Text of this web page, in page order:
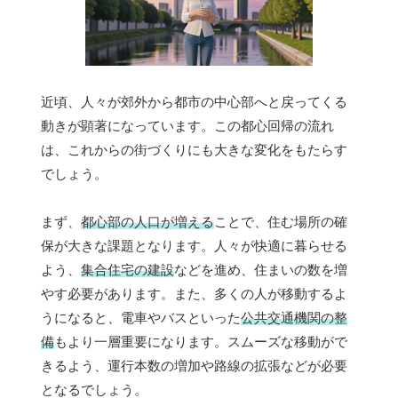
近頃、人々が郊外から都市の中心部へと戻ってくる
動きが顕著になっています。この都心回帰の流れ
は、これからの街づくりにも大きな変化をもたらす
でしょう。
まず、 都心部の人口が増えることで、住む場所の確
保が大きな課題となります。人々が快適に暮らせる
よう、 集合住宅の建設などを進め、住まいの数を増
やす必要があります。また、多くの人が移動するよ
うになると、電車やバスといった公共交通機関の整
備もより一層重要になります。スムーズな移動がで
きるよう、運行本数の増加や路線の拡張などが必要
となるでしょう。